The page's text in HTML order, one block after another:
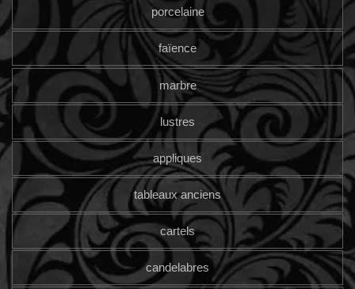
porcelaine
faïence
marbre
lustres
appliques
tableaux anciens
cartels
candelabres